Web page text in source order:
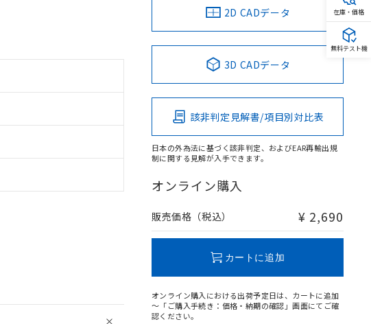
2D CADデータ
3D CADデータ
該非判定見解書/項目別対比表
日本の外為法に基づく該非判定、およびEAR再輸出規
制に関する見解が入手できます。
オンライン購入
販売価格（税込） ¥ 2,690
カートに追加
オンライン購入における出荷予定日は、カートに追加
～「ご購入手続き：価格・納期の確認」画面にてご確
認ください。
在庫・価格
無料テスト機